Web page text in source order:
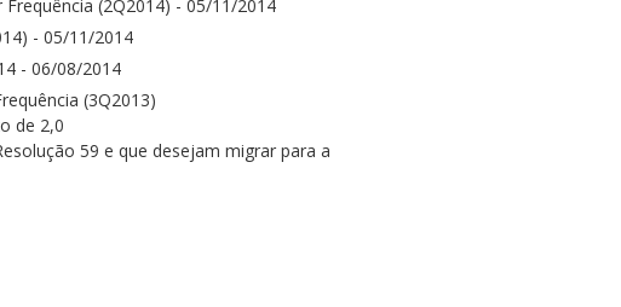
(2Q2014) - 05/11/2014
- 05/11/2014
- 06/08/2014
(3Q2013)
de 2,0
59 e que desejam migrar para a